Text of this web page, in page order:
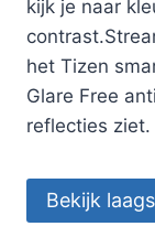
kijk je naar
het Tizen
Glare Free
reflecties ziet.
Bekijk